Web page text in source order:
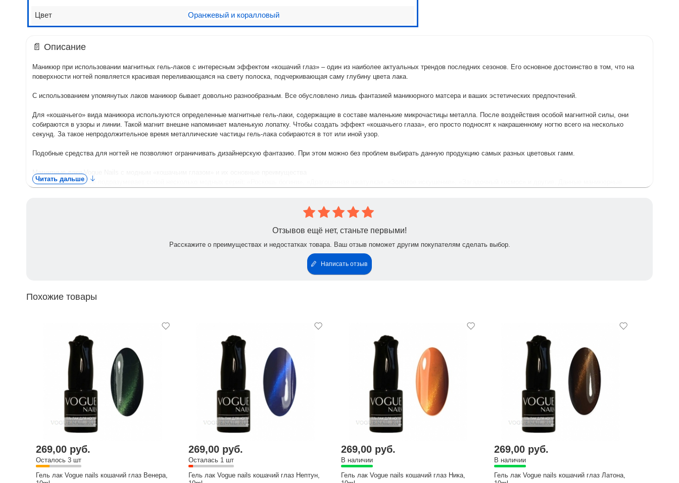
Цвет Оранжевый и коралловый
📄 Описание
Маникюр при использовании магнитных гель-лаков с интересным эффектом «кошачий глаз» – один из наиболее актуальных трендов последних сезонов. Его основное достоинство в том, что на
поверхности ногтей появляется красивая переливающаяся на свету полоска, подчеркивающая саму глубину цвета лака.
С использованием упомянутых лаков маникюр бывает довольно разнообразным. Все обусловлено лишь фантазией маникюрного матсера и ваших эстетических предпочтений.
Для «кошачьего» вида маникюра используются определенные магнитные гель-лаки, содержащие в составе маленькие микрочастицы металла. После воздействия особой магнитной силы, они
собираются в узоры и линии. Такой магнит внешне напоминает маленькую лопатку. Чтобы создать эффект «кошачьего глаза», его просто подносят к накрашенному ногтю всего на несколько
секунд. За такое непродолжительное время металлические частицы гель-лака собираются в тот или иной узор.
Подобные средства для ногтей не позволяют ограничивать дизайнерскую фантазию. При этом можно без проблем выбирать данную продукцию самых разных цветовых гамм.
Магнитные лаки Vogue Nails с модным «кошачьим глазом» и их основные преимущества
Такая палитра лаков подразумевает собой несколько модных серий: «Роскошь богини», «Драгоценная шкатулка», «Золотое искушение», «Загадочный космос» и другие. Данные маникюрные
Читать дальше
Отзывов ещё нет, станьте первыми!
Расскажите о преимуществах и недостатках товара. Ваш отзыв поможет другим покупателям сделать выбор.
Написать отзыв
Похожие товары
269,00 руб.
Осталось 3 шт
Гель лак Vogue nails кошачий глаз Венера,
269,00 руб.
Осталась 1 шт
Гель лак Vogue nails кошачий глаз Нептун,
269,00 руб.
В наличии
Гель лак Vogue nails кошачий глаз Ника,
269,00 руб.
В наличии
Гель лак Vogue nails кошачий глаз Латона,